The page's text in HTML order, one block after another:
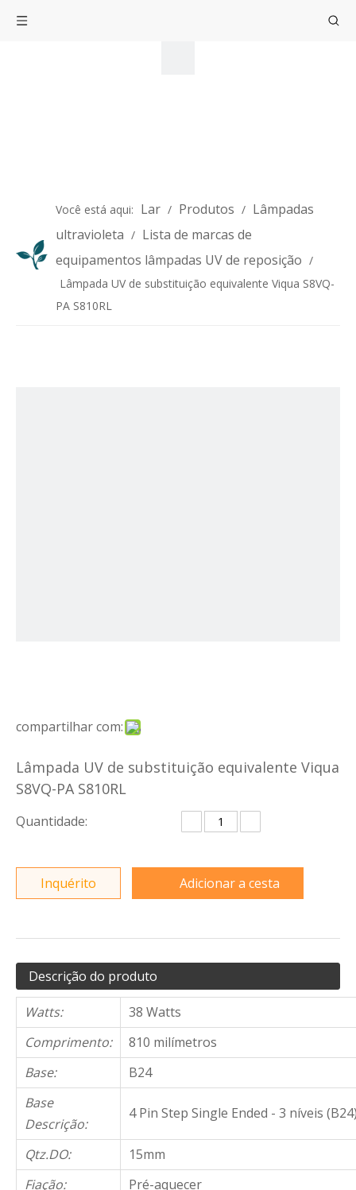
Você está aqui: Lar / Produtos / Lâmpadas
ultravioleta / Lista de marcas de
equipamentos lâmpadas UV de reposição /
Lâmpada UV de substituição equivalente Viqua S8VQ-
PA S810RL
compartilhar com:
Lâmpada UV de substituição equivalente Viqua
S8VQ-PA S810RL
Quantidade:
Inquérito Adicionar a cesta
Descrição do produto
Watts:
38 Watts
Comprimento:
810 milímetros
Base:
B24
Base
Descrição:
4 Pin Step Single Ended - 3 níveis
Qtz.DO:
15mm
Fiação:
Pré-aquecer